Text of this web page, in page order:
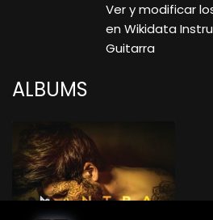
Ver y modificar
en Wikidata
Guitarra
ALBUMS